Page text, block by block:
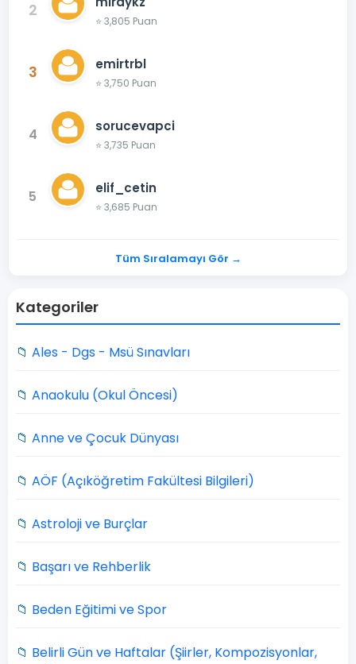
2
⭐ 3,805 Puan
3 emirtrbl
⭐ 3,750 Puan
4 sorucevapci
⭐ 3,735 Puan
5 elif_cetin
⭐ 3,685 Puan
Tüm Sıralamayı Gör →
Kategoriler
📁 Ales - Dgs - Msü Sınavları
📁 Anaokulu (Okul Öncesi)
📁 Anne ve Çocuk Dünyası
📁 AÖF (Açıköğretim Fakültesi Bilgileri)
📁 Astroloji ve Burçlar
📁 Başarı ve Rehberlik
📁 Beden Eğitimi ve Spor
📁 Belirli Gün ve Haftalar (Şiirler, Kompozisyonlar,